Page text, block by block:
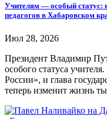
Учителям — особый статус:
педагогов в Хабаровском
Июл 28, 2026
Президент Владимир
особого статуса
России», и глава
теперь изменит жизнь